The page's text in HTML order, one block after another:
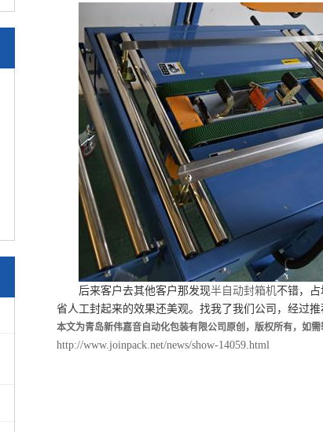
后来客户去其他客户那发现半自动封箱机不错，占
省人工封起来的效果还美观。找我了我们公司，经过
本文为青岛新伟嘉音自动化包装有限公司原创，版权所有，如需
http://www.joinpack.net/news/show-14059.html